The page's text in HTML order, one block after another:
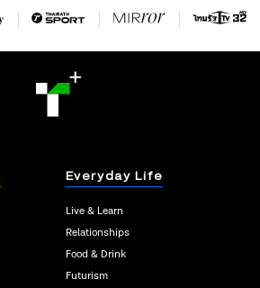
Everyday Life
Live & Learn
Relationships
Food & Drink
Futurism